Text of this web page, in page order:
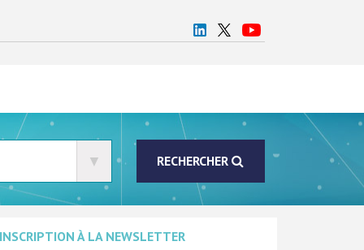
RECHERCHER
INSCRIPTION À LA NEWSLETTER